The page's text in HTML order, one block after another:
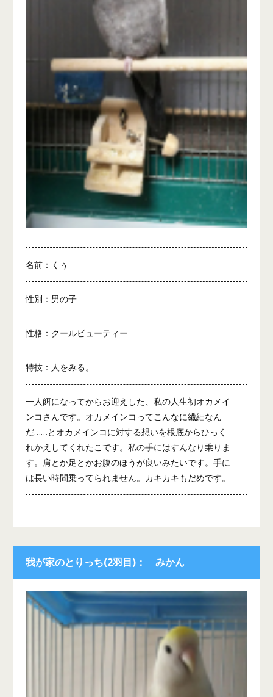
名前：くぅ
性別：男の子
性格：クールビューティー
特技：人をみる。
一人餌になってからお迎えした、私の人生初オカメイ
ンコさんです。オカメインコってこんなに繊細なん
だ……とオカメインコに対する想いを根底からひっく
れかえしてくれたこです。私の手にはすんなり乗りま
す。肩とか足とかお腹のほうが良いみたいです。手に
は長い時間乗ってられません。カキカキもだめです。
我が家のとりっち(2羽目)： みかん